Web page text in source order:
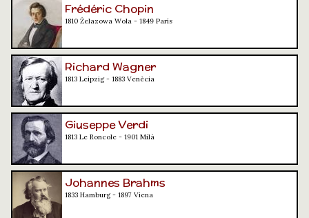
Frédéric Chopin
1810 Żelazowa Wola - 1849 París
Richard Wagner
1813 Leipzig - 1883 Venècia
Giuseppe Verdi
1813 Le Roncole - 1901 Milà
Johannes Brahms
1833 Hamburg - 1897 Viena